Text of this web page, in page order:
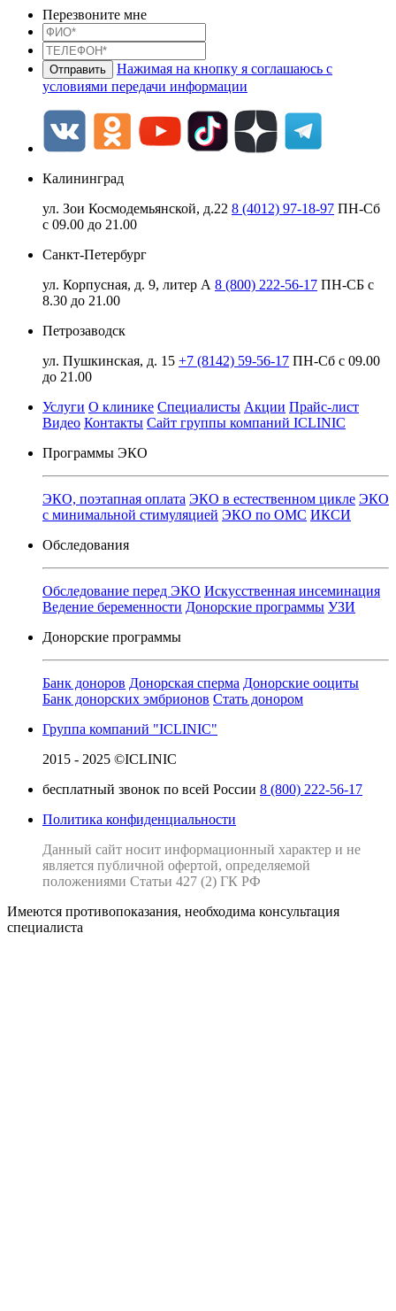
Перезвоните мне
Нажимая на кнопку я соглашаюсь с
условиями передачи информации
Калининград
ул. Зои Космодемьянской, д.22 8 (4012) 97-18-97 ПН-Сб
с 09.00 до 21.00
Санкт-Петербург
ул. Корпусная, д. 9, литер А 8 (800) 222-56-17 ПН-СБ с
8.30 до 21.00
Петрозаводск
ул. Пушкинская, д. 15 +7 (8142) 59-56-17 ПН-Сб с 09.00
до 21.00
Услуги О клинике Специалисты Акции Прайс-лист
Видео Контакты Сайт группы компаний ICLINIC
Программы ЭКО
ЭКО, поэтапная оплата ЭКО в естественном цикле ЭКО
с минимальной стимуляцией ЭКО по ОМС ИКСИ
Обследования
Обследование перед ЭКО Искусственная инсеминация
Ведение беременности Донорские программы УЗИ
Донорские программы
Банк доноров Донорская сперма Донорские ооциты
Банк донорских эмбрионов Стать донором
Группа компаний "ICLINIC"
2015 - 2025 ©ICLINIC
бесплатный звонок по всей России 8 (800) 222-56-17
Политика конфиденциальности
Данный сайт носит информационный характер и не
является публичной офертой, определяемой
положениями Статьи 427 (2) ГК РФ
Имеются противопоказания, необходима консультация
специалиста